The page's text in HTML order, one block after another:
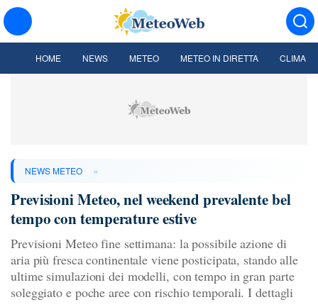
HOME NEWS METEO METEO IN DIRETTA CLIMA
NEWS METEO »
Previsioni Meteo, nel weekend prevalente bel
tempo con temperature estive
Previsioni Meteo fine settimana: la possibile azione di
aria più fresca continentale viene posticipata, stando alle
ultime simulazioni dei modelli, con tempo in gran parte
soleggiato e poche aree con rischio temporali. I dettagli